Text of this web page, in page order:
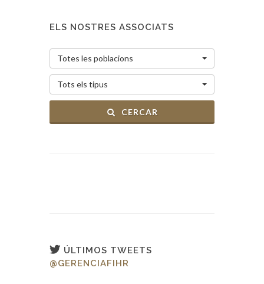
ELS NOSTRES ASSOCIATS
Totes les poblacions
Tots els tipus
CERCAR
ÚLTIMOS TWEETS
@GERENCIAFIHR